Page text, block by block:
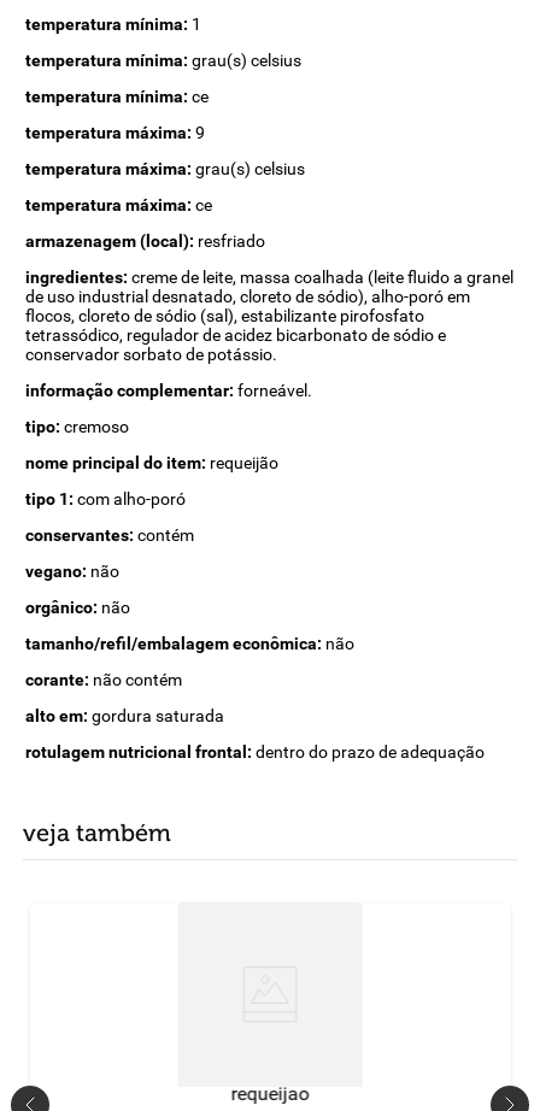
temperatura mínima: 1
temperatura mínima: grau(s) celsius
temperatura mínima: ce
temperatura máxima: 9
temperatura máxima: grau(s) celsius
temperatura máxima: ce
armazenagem (local): resfriado
ingredientes: creme de leite, massa coalhada (leite fluido a granel
de uso industrial desnatado, cloreto de sódio), alho-poró em
flocos, cloreto de sódio (sal), estabilizante pirofosfato
tetrassódico, regulador de acidez bicarbonato de sódio e
conservador sorbato de potássio.
informação complementar: forneável.
tipo: cremoso
nome principal do item: requeijão
tipo 1: com alho-poró
conservantes: contém
vegano: não
orgânico: não
tamanho/refil/embalagem econômica: não
corante: não contém
alto em: gordura saturada
rotulagem nutricional frontal: dentro do prazo de adequação
veja também
requeijao